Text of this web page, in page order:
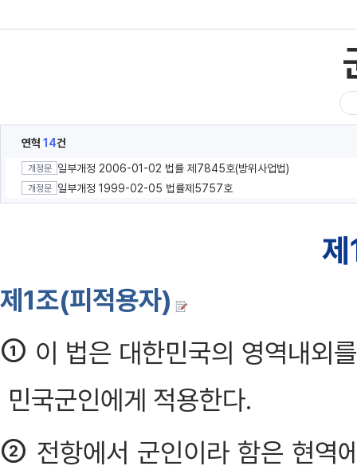
연혁 14건
개정문 일부개정 2006-01-02 법률 제7845호(방위사업법)
개정문 일부개정 1999-02-05 법률제5757호
제1조(피적용자)
① 이 법은 대한민국의 영역내외
민국군인에게 적용한다.
② 전항에서 군인이라 함은 현역